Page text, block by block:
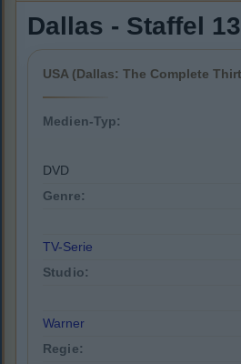
Dallas - Staffel
USA (Dallas: The Complete
Medien-Typ:
DVD
Genre:
TV-Serie
Studio:
Warner
Regie: